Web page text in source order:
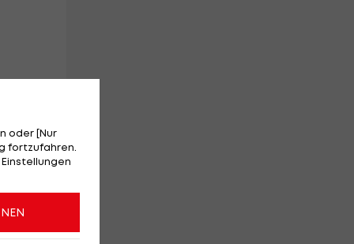
oder [Nur
fortzufahren.